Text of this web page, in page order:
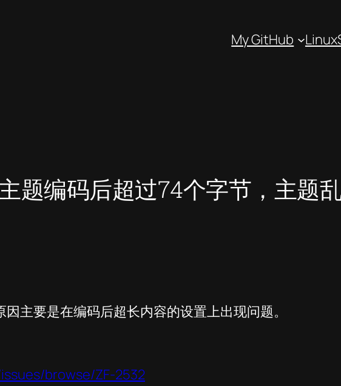
My GitHub Linux
题编码后超过74个字节，主题
主要是在编码后超长内容的设置上出现问题。
browse/ZF-2532